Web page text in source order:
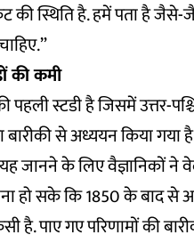
स्थिति है. हमें पता है जैसे-
की कमी
पहली स्टडी है जिसमें उत्तर-
से अध्ययन किया गया
जानने के लिए वैज्ञानिकों ने
हो सके कि 1850 के बाद से
पाए गए परिणामों की